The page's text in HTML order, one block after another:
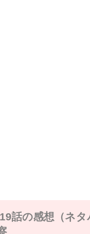
話の感想（ネタ